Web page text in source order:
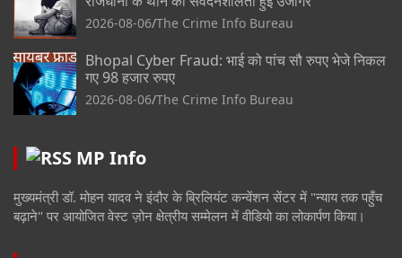
2026-08-06 The Crime Info Bureau
Bhopal Cyber Fraud: भाई को पांच सौ रुपए भेजे निकल
गए 98 हजार रुपए
2026-08-06 The Crime Info Bureau
MP Info
मुख्यमंत्री डॉ. मोहन यादव ने इंदौर के ब्रिलियंट कन्वेंशन सेंटर में "न्याय तक पहुँच
बढ़ाने" पर आयोजित वेस्ट ज़ोन क्षेत्रीय सम्मेलन में वीडियो का लोकार्पण किया।